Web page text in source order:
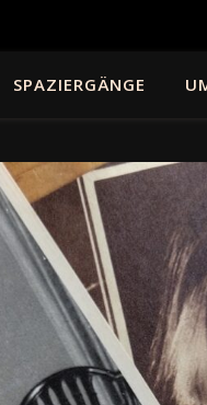
SPAZIERGÄNGE